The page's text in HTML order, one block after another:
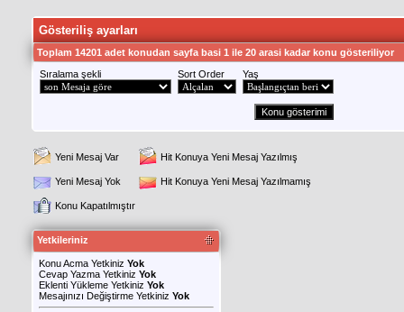
Gösteriliş ayarları
Toplam 14201 adet konudan sayfa basi 1 ile 20 arasi kadar konu gösteriliyor
Sıralama şekli
Sort Order Yaş
Yeni Mesaj Var Hit Konuya Yeni Mesaj Yazılmış
Yeni Mesaj Yok Hit Konuya Yeni Mesaj Yazılmamış
Konu Kapatılmıştır
Yetkileriniz
Konu Acma Yetkiniz Yok
Cevap Yazma Yetkiniz Yok
Eklenti Yükleme Yetkiniz Yok
Mesajınızı Değiştirme Yetkiniz Yok